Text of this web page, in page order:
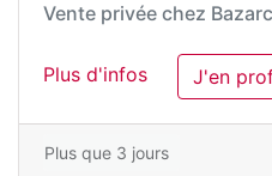
Vente privée chez
Plus d'infos J'en
Plus que 3 jours